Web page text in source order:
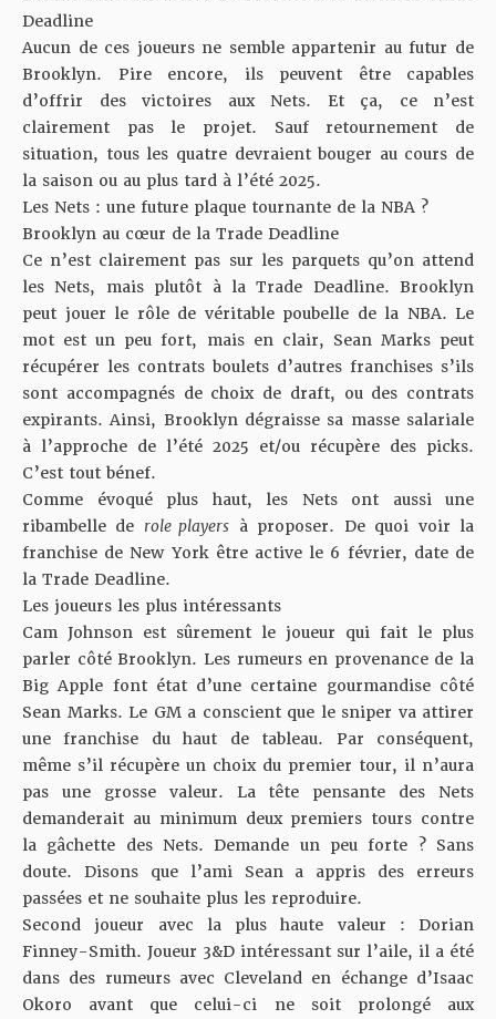
Deadline
Aucun de ces joueurs ne semble appartenir au futur de
Brooklyn. Pire encore, ils peuvent être capables
d’offrir des victoires aux Nets. Et ça, ce n’est
clairement pas le projet. Sauf retournement de
situation, tous les quatre devraient bouger au cours de
la saison ou au plus tard à l’été 2025.
Les Nets : une future plaque tournante de la NBA ?
Brooklyn au cœur de la Trade Deadline
Ce n’est clairement pas sur les parquets qu’on attend
les Nets, mais plutôt à la Trade Deadline. Brooklyn
peut jouer le rôle de véritable poubelle de la NBA. Le
mot est un peu fort, mais en clair, Sean Marks peut
récupérer les contrats boulets d’autres franchises s’ils
sont accompagnés de choix de draft, ou des contrats
expirants. Ainsi, Brooklyn dégraisse sa masse salariale
à l’approche de l’été 2025 et/ou récupère des picks.
C’est tout bénef.
Comme évoqué plus haut, les Nets ont aussi une
ribambelle de role players à proposer. De quoi voir la
franchise de New York être active le 6 février, date de
la Trade Deadline.
Les joueurs les plus intéressants
Cam Johnson est sûrement le joueur qui fait le plus
parler côté Brooklyn. Les rumeurs en provenance de la
Big Apple font état d’une certaine gourmandise côté
Sean Marks. Le GM a conscient que le sniper va attirer
une franchise du haut de tableau. Par conséquent,
même s’il récupère un choix du premier tour, il n’aura
pas une grosse valeur. La tête pensante des Nets
demanderait au minimum deux premiers tours contre
la gâchette des Nets. Demande un peu forte ? Sans
doute. Disons que l’ami Sean a appris des erreurs
passées et ne souhaite plus les reproduire.
Second joueur avec la plus haute valeur : Dorian
Finney-Smith. Joueur 3&D intéressant sur l’aile, il a été
dans des rumeurs avec Cleveland en échange d’Isaac
Okoro avant que celui-ci ne soit prolongé aux